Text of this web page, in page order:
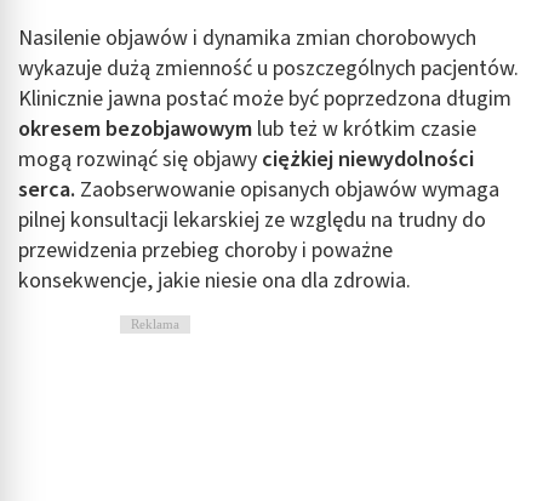
Nasilenie objawów i dynamika zmian chorobowych
wykazuje dużą zmienność u poszczególnych pacjentów.
Klinicznie jawna postać może być poprzedzona długim
okresem bezobjawowym lub też w krótkim czasie
mogą rozwinąć się objawy ciężkiej niewydolności
serca. Zaobserwowanie opisanych objawów wymaga
pilnej konsultacji lekarskiej ze względu na trudny do
przewidzenia przebieg choroby i poważne
konsekwencje, jakie niesie ona dla zdrowia.
Reklama